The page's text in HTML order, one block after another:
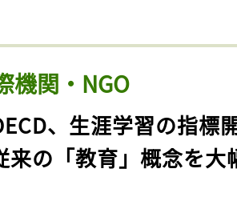
機関・NGO
、生涯学習の指標
来の「教育」概念を大